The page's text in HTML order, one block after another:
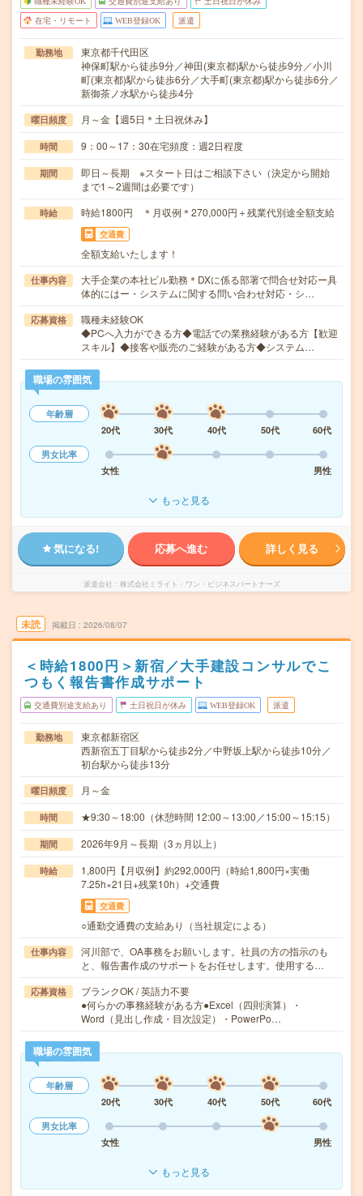
在宅・リモート WEB登録OK 派遣
勤務地
東京都千代田区
神保町駅から徒歩9分／神田(東京都)駅から徒歩9分／小川
町(東京都)駅から徒歩6分／大手町(東京都)駅から徒歩6分／
新御茶ノ水駅から徒歩4分
曜日頻度 月～金【週5日＊土日祝休み】
時間 9：00～17：30在宅頻度：週2日程度
期間
即日～長期 ※スタート日はご相談下さい（決定から開始
まで1～2週間は必要です）
時給 時給1800円 ＊月収例＊270,000円＋残業代別途全額支給
交通費
全額支給いたします！
仕事内容
大手企業の本社ビル勤務＊DXに係る部署で問合せ対応ー具
体的にはー・システムに関する問い合わせ対応・シ…
応募資格
職種未経験OK
◆PCへ入力ができる方◆電話での業務経験がある方【歓迎
スキル】◆接客や販売のご経験がある方◆システム…
職場の雰囲気
年齢層
20代
30代 40代 50代
60代
男女比率
女性
男性
もっと見る
気になる! 応募へ進む 詳しく見る
派遣会社 株式会社ミライト・ワン・ビジネスパートナーズ
未読 掲載日 2026/08/07
＜時給1800円＞新宿／大手建設コンサルでこ
つもく報告書作成サポート
交通費別途支給あり 土日祝日が休み WEB登録OK 派遣
勤務地
東京都新宿区
西新宿五丁目駅から徒歩2分／中野坂上駅から徒歩10分／
初台駅から徒歩13分
曜日頻度 月～金
時間 ★9:30～18:00（休憩時間 12:00～13:00／15:00～15:15）
期間 2026年9月～長期（3ヵ月以上）
時給
1,800円【月収例】約292,000円（時給1,800円×実働
7.25h×21日+残業10h）+交通費
交通費
○通勤交通費の支給あり（当社規定による）
仕事内容
河川部で、OA事務をお願いします。社員の方の指示のも
と、報告書作成のサポートをお任せします。使用する…
応募資格
ブランクOK / 英語力不要
●何らかの事務経験がある方●Excel（四則演算）・
Word（見出し作成・目次設定）・PowerPo…
職場の雰囲気
年齢層
20代
30代 40代 50代
60代
男女比率
女性
男性
もっと見る